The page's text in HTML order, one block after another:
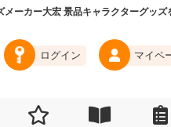
ーカー大宏 景品キャラクターグッズ
ログイン マイペ